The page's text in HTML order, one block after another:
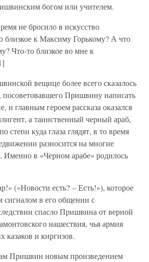
богом или учителем.
не бросило в искусство
близкое к Максиму Горькому? А что
Что-то близкое во мне к
вещице более всего сказалось
посоветовавшего Пришвину написать
и главным героем рассказа оказался
а таинственный черный араб,
степи куда глаза глядят, в то время
разносится на многие
Именно в «Черном арабе» родилось
(«Новости есть? – Есть!»), которое
в его общении с
спасло Пришвина от верной
нашествия, чья армия
казаков и киргизов.
Пришвин новым произведением